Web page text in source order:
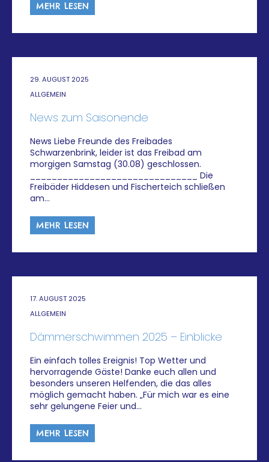
MEHR LESEN
29. AUGUST 2025
ALLGEMEIN
News zum Saisonende
News Liebe Freunde des Freibades
Schwarzenbrink, leider ist das Freibad am
morgigen Samstag (30.08) geschlossen.
_______________________________ Die
Freibäder Hiddesen und Fischerteich schließen
am…
MEHR LESEN
17. AUGUST 2025
ALLGEMEIN
Dämmerschwimmen 2025 – Einblicke
Ein einfach tolles Ereignis! Top Wetter und
hervorragende Gäste! Danke euch allen und
besonders unseren Helfenden, die das alles
möglich gemacht haben. „Für mich war es eine
sehr gelungene Feier und…
MEHR LESEN